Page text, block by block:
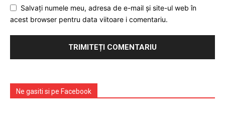
Salvați numele meu, adresa de e-mail și site-ul web în
acest browser pentru data viitoare i comentariu.
Ne gasiti si pe Facebook